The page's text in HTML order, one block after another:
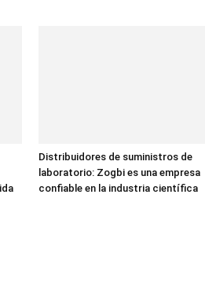
Distribuidores de suministros de
laboratorio: Zogbi es una empresa
confiable en la industria científica